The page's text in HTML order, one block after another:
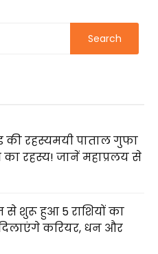
की रहस्यमयी पाताल गुफा
रहस्य! जानें महाप्रलय से
से शुरू हुआ 5 राशियों का
करियर, धन और